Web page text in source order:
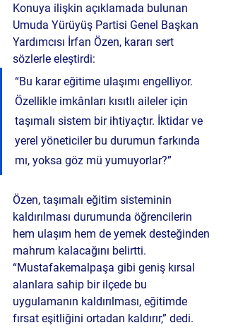
Konuya ilişkin açıklamada bulunan
Umuda Yürüyüş Partisi Genel Başkan
Yardımcısı İrfan Özen, kararı sert
sözlerle eleştirdi:
“Bu karar eğitime ulaşımı engelliyor.
Özellikle imkânları kısıtlı aileler için
taşımalı sistem bir ihtiyaçtır. İktidar ve
yerel yöneticiler bu durumun farkında
mı, yoksa göz mü yumuyorlar?”
Özen, taşımalı eğitim sisteminin
kaldırılması durumunda öğrencilerin
hem ulaşım hem de yemek desteğinden
mahrum kalacağını belirtti.
“Mustafakemalpaşa gibi geniş kırsal
alanlara sahip bir ilçede bu
uygulamanın kaldırılması, eğitimde
fırsat eşitliğini ortadan kaldırır,” dedi.